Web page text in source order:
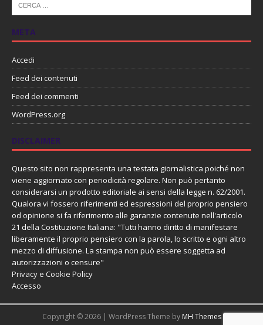
META
Accedi
Feed dei contenuti
Feed dei commenti
WordPress.org
DISCLAIMER
Questo sito non rappresenta una testata giornalistica poiché non
viene aggiornato con periodicità regolare. Non può pertanto
considerarsi un prodotto editoriale ai sensi della legge n. 62/2001.
Qualora vi fossero riferimenti ed espressioni del proprio pensiero
od opinione si fa riferimento alle garanzie contenute nell'articolo
21 della Costituzione Italiana: "Tutti hanno diritto di manifestare
liberamente il proprio pensiero con la parola, lo scritto e ogni altro
mezzo di diffusione. La stampa non può essere soggetta ad
autorizzazioni o censure"
Privacy e Cookie Policy
Accesso
Copyright © 2026 | WordPress Theme by MH Themes